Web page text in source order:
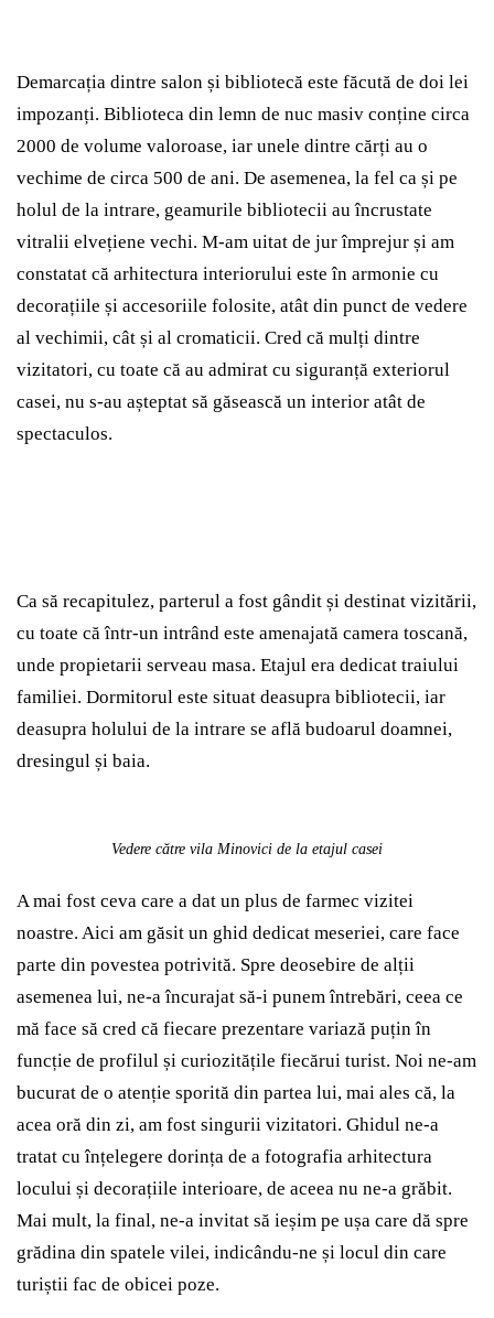
Demarcația dintre salon și bibliotecă este făcută de doi lei
impozanți. Biblioteca din lemn de nuc masiv conține circa
2000 de volume valoroase, iar unele dintre cărți au o
vechime de circa 500 de ani. De asemenea, la fel ca și pe
holul de la intrare, geamurile bibliotecii au încrustate
vitralii elvețiene vechi. M-am uitat de jur împrejur și am
constatat că arhitectura interiorului este în armonie cu
decorațiile și accesoriile folosite, atât din punct de vedere
al vechimii, cât și al cromaticii. Cred că mulți dintre
vizitatori, cu toate că au admirat cu siguranță exteriorul
casei, nu s-au așteptat să găsească un interior atât de
spectaculos.
Ca să recapitulez, parterul a fost gândit și destinat vizitării,
cu toate că într-un intrând este amenajată camera toscană,
unde propietarii serveau masa. Etajul era dedicat traiului
familiei. Dormitorul este situat deasupra bibliotecii, iar
deasupra holului de la intrare se află budoarul doamnei,
dresingul și baia.
Vedere către vila Minovici de la etajul casei
A mai fost ceva care a dat un plus de farmec vizitei
noastre. Aici am găsit un ghid dedicat meseriei, care face
parte din povestea potrivită. Spre deosebire de alții
asemenea lui, ne-a încurajat să-i punem întrebări, ceea ce
mă face să cred că fiecare prezentare variază puțin în
funcție de profilul și curiozitățile fiecărui turist. Noi ne-am
bucurat de o atenție sporită din partea lui, mai ales că, la
acea oră din zi, am fost singurii vizitatori. Ghidul ne-a
tratat cu înțelegere dorința de a fotografia arhitectura
locului și decorațiile interioare, de aceea nu ne-a grăbit.
Mai mult, la final, ne-a invitat să ieșim pe ușa care dă spre
grădina din spatele vilei, indicându-ne și locul din care
turiștii fac de obicei poze.